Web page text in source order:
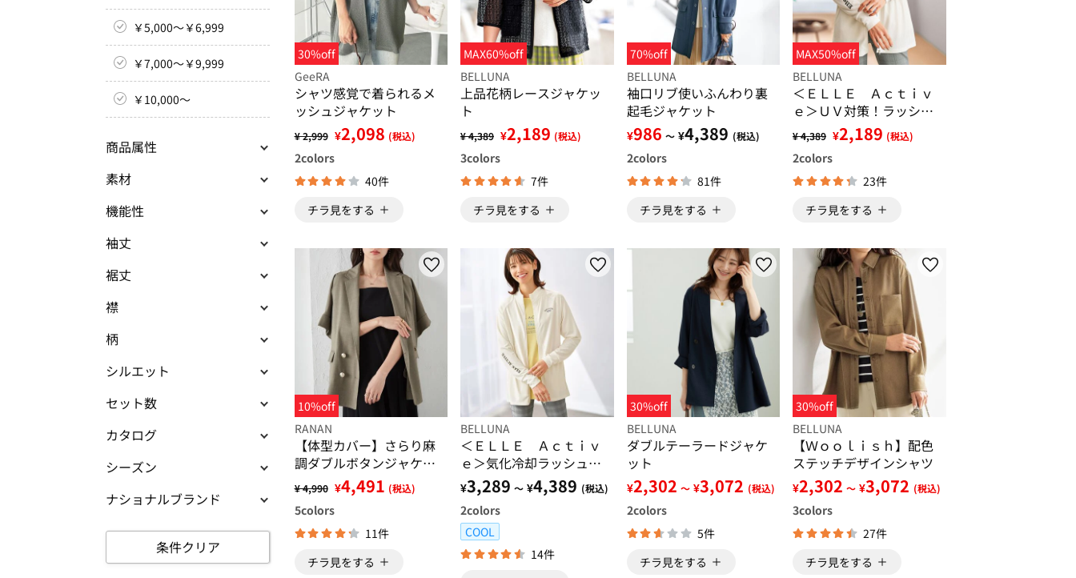
￥5,000～￥6,999
￥7,000～￥9,999
￥10,000～
商品属性
素材
機能性
袖丈
裾丈
襟
柄
シルエット
セット数
カタログ
シーズン
ナショナルブランド
条件クリア
30%off
GeeRA
シャツ感覚で着られるメ
ッシュジャケット
¥ 2,999 ¥2,098 (税込)
2colors
40件
チラ見をする
MAX60%off
BELLUNA
上品花柄レースジャケッ
ト
¥ 4,389 ¥2,189 (税込)
3colors
7件
チラ見をする
70%off
BELLUNA
袖口リブ使いふんわり裏
起毛ジャケット
¥986 ～ ¥4,389 (税込)
2colors
81件
チラ見をする
MAX50%off
BELLUNA
＜ＥＬＬＥ Ａｃｔｉｖ
ｅ＞ＵＶ対策！ラッシュ
ガードジャケット
¥ 4,389 ¥2,189 (税込)
2colors
23件
チラ見をする
10%off
RANAN
【体型カバー】さらり麻
調ダブルボタンジャケッ
ト
¥ 4,990 ¥4,491 (税込)
5colors
11件
チラ見をする
BELLUNA
＜ＥＬＬＥ Ａｃｔｉｖ
ｅ＞気化冷却ラッシュガ
ードジャケット
¥3,289 ～ ¥4,389 (税込)
2colors
COOL
14件
30%off
BELLUNA
ダブルテーラードジャケ
ット
¥2,302 ～ ¥3,072 (税込)
2colors
5件
チラ見をする
30%off
BELLUNA
【Ｗｏｏｌｉｓｈ】配色
ステッチデザインシャツ
¥2,302 ～ ¥3,072 (税込)
3colors
27件
チラ見をする